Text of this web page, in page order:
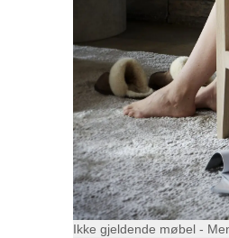
Ikke gjeldende møbel -